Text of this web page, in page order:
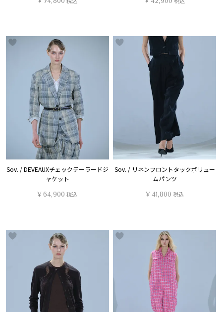
Sov. / DEVEAUXチェックテーラードジ
ャケット
¥ 64,900 税込
Sov. / リネンフロントタックボリュー
ムパンツ
¥ 41,800 税込